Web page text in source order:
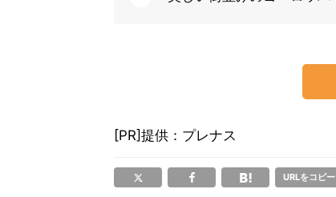
[PR]提供：プレナス
URLをコピー